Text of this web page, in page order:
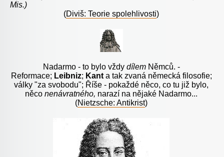
Mis.)
(Diviš: Teorie spolehlivosti)
Nadarmo - to bylo vždy dílem Němců. -
Reformace; Leibniz; Kanta tak zvaná německá filosofie;
války "za svobodu"; Říše - pokaždé něco, co tu již bylo,
něco nenávratného, narazí na nějaké Nadarmo...
(Nietzsche: Antikrist)